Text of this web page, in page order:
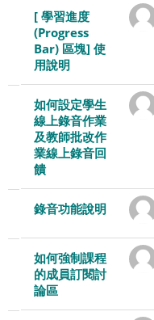
[ 學習進度
(Progress
Bar) 區塊] 使
用說明
如何設定學生
線上錄音作業
及教師批改作
業線上錄音回
饋
錄音功能說明
如何強制課程
的成員訂閱討
論區